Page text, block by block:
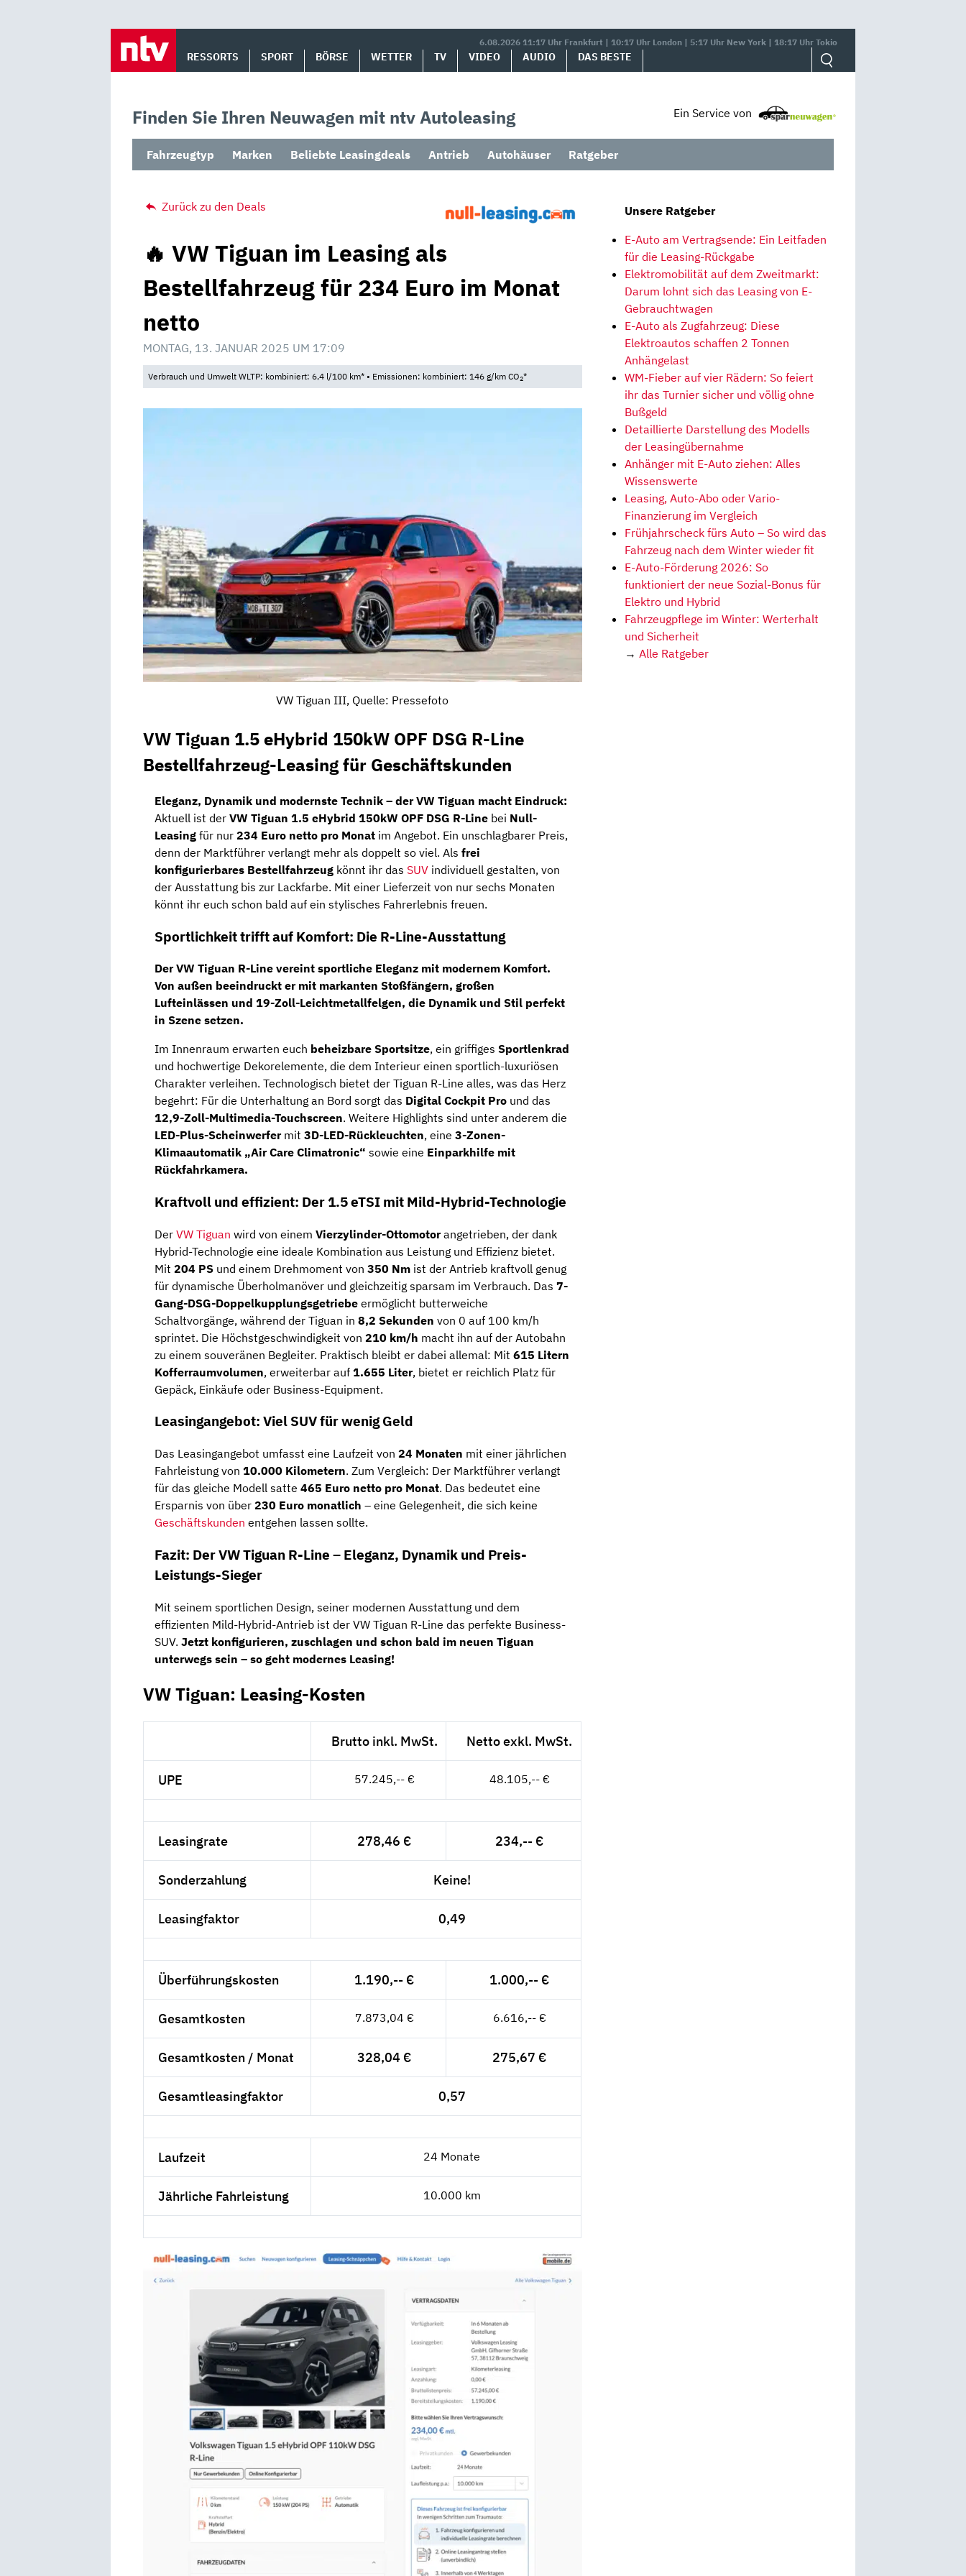
6.08.2026 11:17 Uhr Frankfurt | 10:17 Uhr London | 5:17 Uhr New York | 18:17 Uhr Tokio
RESSORTS SPORT BÖRSE WETTER TV VIDEO AUDIO DAS BESTE
Finden Sie Ihren Neuwagen mit ntv Autoleasing Ein Service von
Fahrzeugtyp Marken Beliebte Leasingdeals Antrieb Autohäuser Ratgeber
Zurück zu den Deals
🔥 VW Tiguan im Leasing als
Bestellfahrzeug für 234 Euro im Monat
netto
MONTAG, 13. JANUAR 2025 UM 17:09
Verbrauch und Umwelt WLTP: kombiniert: 6,4 l/100 km* • Emissionen: kombiniert: 146 g/km CO2*
VW Tiguan III, Quelle: Pressefoto
VW Tiguan 1.5 eHybrid 150kW OPF DSG R-Line
Bestellfahrzeug-Leasing für Geschäftskunden
Eleganz, Dynamik und modernste Technik – der VW Tiguan macht Eindruck:
Aktuell ist der VW Tiguan 1.5 eHybrid 150kW OPF DSG R-Line bei Null-
Leasing für nur 234 Euro netto pro Monat im Angebot. Ein unschlagbarer Preis,
denn der Marktführer verlangt mehr als doppelt so viel. Als frei
konfigurierbares Bestellfahrzeug könnt ihr das SUV individuell gestalten, von
der Ausstattung bis zur Lackfarbe. Mit einer Lieferzeit von nur sechs Monaten
könnt ihr euch schon bald auf ein stylisches Fahrerlebnis freuen.
Sportlichkeit trifft auf Komfort: Die R-Line-Ausstattung
Der VW Tiguan R-Line vereint sportliche Eleganz mit modernem Komfort.
Von außen beeindruckt er mit markanten Stoßfängern, großen
Lufteinlässen und 19-Zoll-Leichtmetallfelgen, die Dynamik und Stil perfekt
in Szene setzen.
Im Innenraum erwarten euch beheizbare Sportsitze, ein griffiges Sportlenkrad
und hochwertige Dekorelemente, die dem Interieur einen sportlich-luxuriösen
Charakter verleihen. Technologisch bietet der Tiguan R-Line alles, was das Herz
begehrt: Für die Unterhaltung an Bord sorgt das Digital Cockpit Pro und das
12,9-Zoll-Multimedia-Touchscreen. Weitere Highlights sind unter anderem die
LED-Plus-Scheinwerfermit 3D-LED-Rückleuchten, eine 3-Zonen-
Klimaautomatik „Air Care Climatronic“ sowie eine Einparkhilfe mit
Rückfahrkamera.
Kraftvoll und effizient: Der 1.5 eTSI mit Mild-Hybrid-Technologie
Der VW Tiguan wird von einem Vierzylinder-Ottomotorangetrieben, der dank
Hybrid-Technologie eine ideale Kombination aus Leistung und Effizienz bietet.
Mit 204 PS und einem Drehmoment von 350 Nm ist der Antrieb kraftvoll genug
für dynamische Überholmanöver und gleichzeitig sparsam im Verbrauch. Das 7-
Gang-DSG-Doppelkupplungsgetriebe ermöglicht butterweiche
Schaltvorgänge, während der Tiguan in 8,2 Sekunden von 0 auf 100 km/h
sprintet. Die Höchstgeschwindigkeit von 210 km/h macht ihn auf der Autobahn
zu einem souveränen Begleiter. Praktisch bleibt er dabei allemal: Mit 615 Litern
Kofferraumvolumen, erweiterbar auf 1.655 Liter, bietet er reichlich Platz für
Gepäck, Einkäufe oder Business-Equipment.
Leasingangebot: Viel SUV für wenig Geld
Das Leasingangebot umfasst eine Laufzeit von 24 Monaten mit einer jährlichen
Fahrleistung von 10.000 Kilometern. Zum Vergleich: Der Marktführer verlangt
für das gleiche Modell satte 465 Euro netto pro Monat. Das bedeutet eine
Ersparnis von über 230 Euro monatlich – eine Gelegenheit, die sich keine
Geschäftskunden entgehen lassen sollte.
Fazit: Der VW Tiguan R-Line – Eleganz, Dynamik und Preis-
Leistungs-Sieger
Mit seinem sportlichen Design, seiner modernen Ausstattung und dem
effizienten Mild-Hybrid-Antrieb ist der VW Tiguan R-Line das perfekte Business-
SUV. Jetzt konfigurieren, zuschlagen und schon bald im neuen Tiguan
unterwegs sein – so geht modernes Leasing!
VW Tiguan: Leasing-Kosten
Brutto inkl. MwSt. Netto exkl. MwSt.
UPE 57.245,-- € 48.105,-- €
Leasingrate 278,46 € 234,-- €
Sonderzahlung Keine!
Leasingfaktor 0,49
Überführungskosten 1.190,-- € 1.000,-- €
Gesamtkosten 7.873,04 € 6.616,-- €
Gesamtkosten / Monat 328,04 € 275,67 €
Gesamtleasingfaktor 0,57
Laufzeit 24 Monate
Jährliche Fahrleistung 10.000 km
Unsere Ratgeber
E-Auto am Vertragsende: Ein Leitfaden
für die Leasing-Rückgabe
Elektromobilität auf dem Zweitmarkt:
Darum lohnt sich das Leasing von E-
Gebrauchtwagen
E-Auto als Zugfahrzeug: Diese
Elektroautos schaffen 2 Tonnen
Anhängelast
WM-Fieber auf vier Rädern: So feiert
ihr das Turnier sicher und völlig ohne
Bußgeld
Detaillierte Darstellung des Modells
der Leasingübernahme
Anhänger mit E-Auto ziehen: Alles
Wissenswerte
Leasing, Auto-Abo oder Vario-
Finanzierung im Vergleich
Frühjahrscheck fürs Auto – So wird das
Fahrzeug nach dem Winter wieder fit
E-Auto-Förderung 2026: So
funktioniert der neue Sozial-Bonus für
Elektro und Hybrid
Fahrzeugpflege im Winter: Werterhalt
und Sicherheit
→ Alle Ratgeber